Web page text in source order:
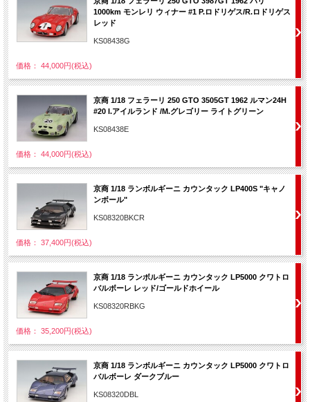
1000km モンレリ ウィナー #1 P.ロドリゲス/R.ロドリゲス
レッド
KS08438G
価格： 44,000円(税込)
京商 1/18 フェラーリ 250 GTO 3505GT 1962 ルマン24H
#20 I.アイルランド /M.グレゴリー ライトグリーン
KS08438E
価格： 44,000円(税込)
京商 1/18 ランボルギーニ カウンタック LP400S "キャノ
ンボール"
KS08320BKCR
価格： 37,400円(税込)
京商 1/18 ランボルギーニ カウンタック LP5000 クワトロ
バルボーレ レッド/ゴールドホイール
KS08320RBKG
価格： 35,200円(税込)
京商 1/18 ランボルギーニ カウンタック LP5000 クワトロ
バルボーレ ダークブルー
KS08320DBL